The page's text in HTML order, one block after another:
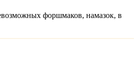
форшмаков, намазок, в